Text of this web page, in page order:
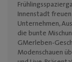
Innenstadt freuen
Unternehmen,
die bunte
GMerleben-
Modenschauen